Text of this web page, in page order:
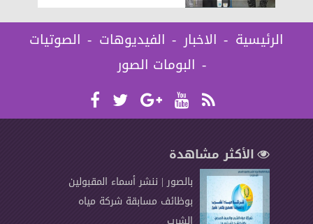
الرئيسية الاخبار الفيديوهات
الصوتيات
البومات الصور
الأكثر مشاهدة
بالصور | ننشر أسماء المقبولين
بوظائف مسابقة شركة مياه